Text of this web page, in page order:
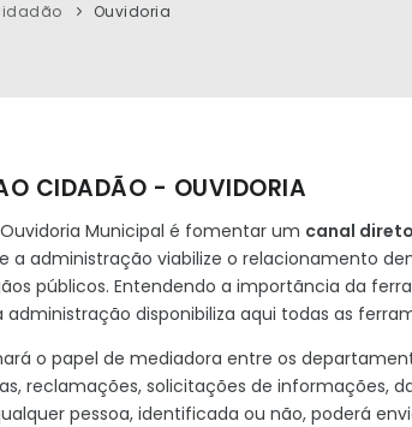
Ouvidoria
CIDADÃO - OUVIDORIA
Municipal é fomentar um canal
a administração viabilize o relacionamento
públicos. Entendendo a importãncia da
disponibiliza aqui todas as
o papel de mediadora entre os
reclamações, solicitações de informações,
pessoa, identificada ou não, poderá